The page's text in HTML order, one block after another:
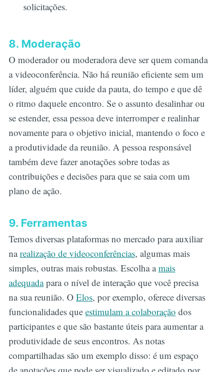
solicitações.
8. Moderação
O moderador ou moderadora deve ser quem comanda
a videoconferência. Não há reunião eficiente sem um
líder, alguém que cuide da pauta, do tempo e que dê
o ritmo daquele encontro. Se o assunto desalinhar ou
se estender, essa pessoa deve interromper e realinhar
novamente para o objetivo inicial, mantendo o foco e
a produtividade da reunião. A pessoa responsável
também deve fazer anotações sobre todas as
contribuições e decisões para que se saia com um
plano de ação.
9. Ferramentas
Temos diversas plataformas no mercado para auxiliar
narealização de videoconferências, algumas mais
simples, outras mais robustas. Escolha amais
adequadapara o nível de interação que você precisa
na sua reunião. O Elos, por exemplo, oferece diversas
funcionalidades que estimulam a colaboração dos
participantes e que são bastante úteis para aumentar a
produtividade de seus encontros. As notas
compartilhadas são um exemplo disso: é um espaço